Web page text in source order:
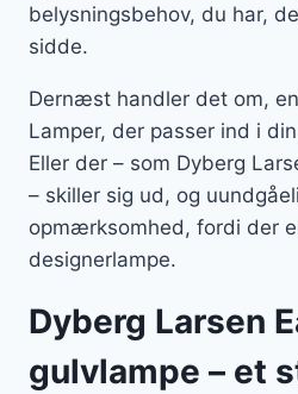
belysningsbehov, du har,
sidde.
Dernæst handler det om,
Lamper, der passer ind i
Eller der – som Dyberg
– skiller sig ud, og
opmærksomhed, fordi der
designerlampe.
Dyberg Larsen
gulvlampe – et